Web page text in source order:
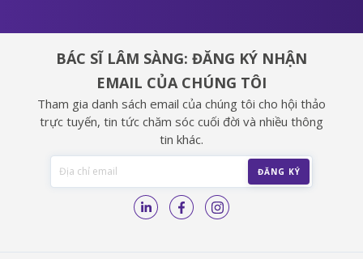
BÁC SĨ LÂM SÀNG: ĐĂNG KÝ NHẬN
EMAIL CỦA CHÚNG TÔI
Tham gia danh sách email của chúng tôi cho hội thảo
trực tuyến, tin tức chăm sóc cuối đời và nhiều thông
tin khác.